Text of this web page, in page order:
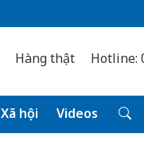
Hàng thật Hotline:
Xã hội Videos